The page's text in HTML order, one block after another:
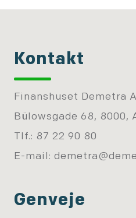
Kontakt
Finanshuset Demetra
Bülowsgade 68, 8000,
Tlf.: 87 22 90 80
E-mail:
Genveje